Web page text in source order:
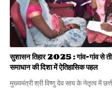
सुशासन तिहार 2025 : गांव-गांव से
समाधान की दिशा में ऐतिहासिक पहल
मुख्यमंत्री श्री विष्णु देव साय के नेतृत्व में